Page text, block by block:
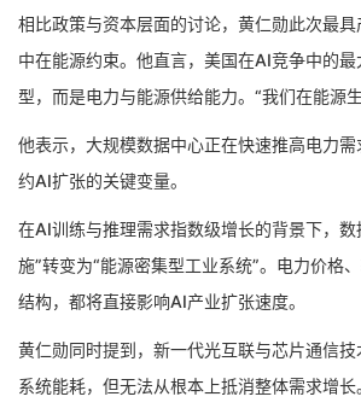
相比政策与资本层面的讨论，黄仁勋此次最
中在能源约束。他直言，美国在AI竞争中的
型，而是电力与能源供给能力。“我们在能源
他表示，大规模数据中心正在快速推高电力
约AI扩张的关键变量。
在AI训练与推理需求指数级增长的背景下，
施”转变为“能源密集型工业系统”。电力价格
结构，都将直接影响AI产业扩张速度。
黄仁勋同时提到，新一代光互联与芯片通信
系统能耗，但无法从根本上抵消整体需求增长